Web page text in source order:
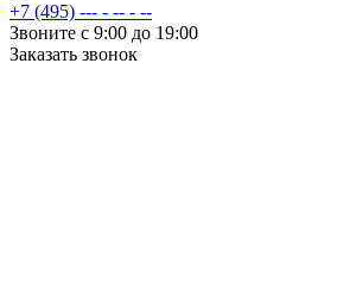
+7 (495) --- - -- - --
Звоните с 9:00 до 19:00
Заказать звонок